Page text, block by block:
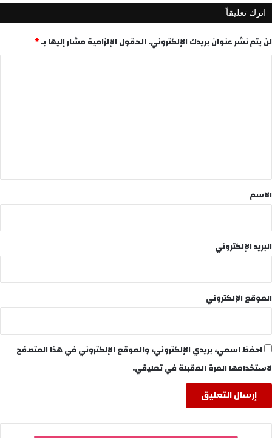
اترك تعليقاً
لن يتم نشر عنوان بريدك الإلكتروني. الحقول الإلزامية مشار إليها بـ*
*
الاسم
البريد الإلكتروني
الموقع الإلكتروني
احفظ اسمي، بريدي الإلكتروني، والموقع الإلكتروني في هذا المتصفح
لاستخدامها المرة المقبلة في تعليقي.